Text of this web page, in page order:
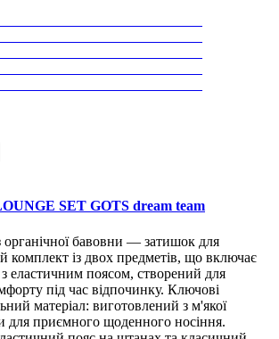
SET GOTS dream team
бавовни — затишок для
комплект із двох предметів, що включає
еластичним поясом, створений для
під час відпочинку. Ключові
матеріал: виготовлений з м'якої
для приємного щоденного носіння.